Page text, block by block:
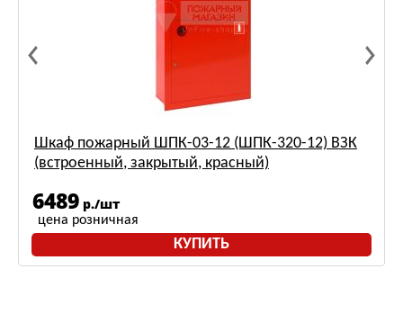
Шкаф пожарный ШПК-03-12 (ШПК-320-12) ВЗК
(встроенный, закрытый, красный)
6489 р./шт
цена розничная
КУПИТЬ